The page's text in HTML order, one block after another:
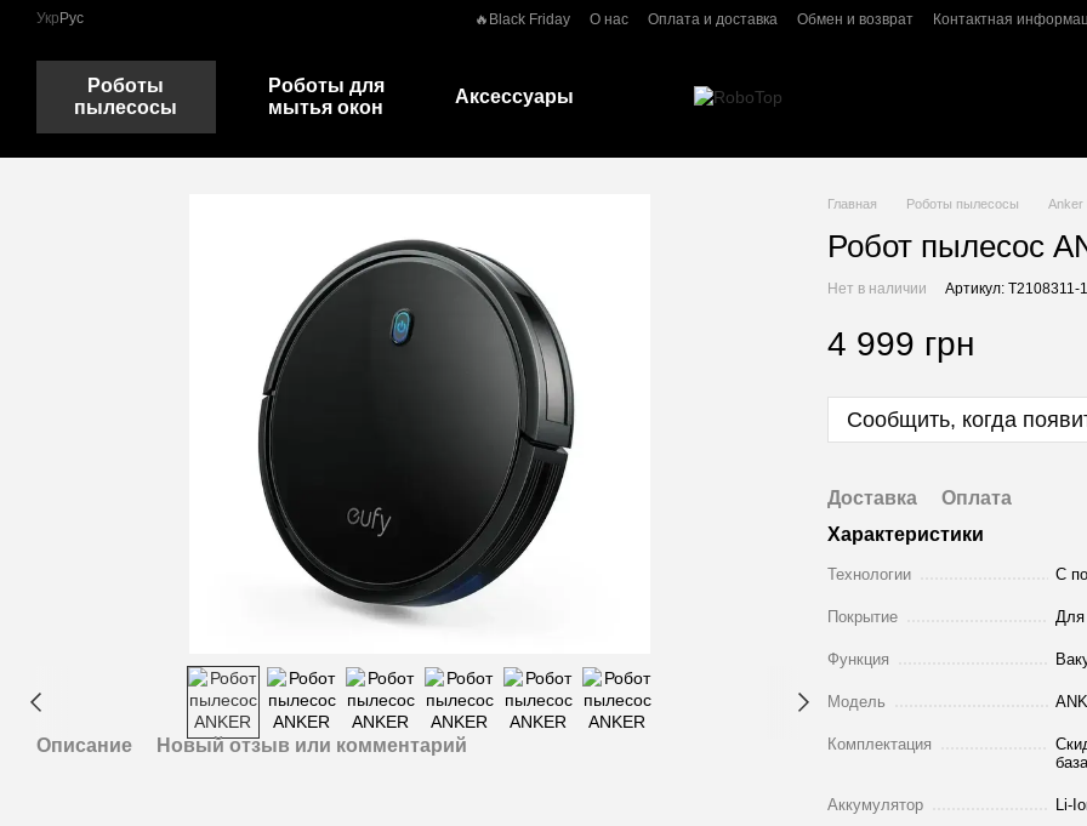
Перейти к основному контенту
Укр Рус 🔥Black Friday О нас Оплата и доставка Обмен и возврат Контактная
Роботы
пылесосы
Роботы для
мытья окон
Аксессуары
Описание Новый отзыв или комментарий
Главная Роботы пылесосы Anker
Робот пылесос
Нет в наличии Артикул: T2108311-
4 999 грн
Сообщить, когда
Доставка
Оплата
Характеристики
Технологии С
Покрытие Для
Функция
Модель
Комплектация
Аккумулятор Li-